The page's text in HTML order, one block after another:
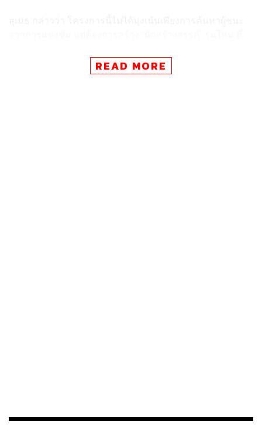
สร้างสรรค์ งานออกแบบ งานช่างฝีมือ และศักยภาพทาง
READ MORE